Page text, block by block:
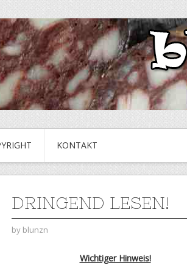
KONTAKT
DRINGEND LESEN!
by blunzn
Wichtiger Hinweis!